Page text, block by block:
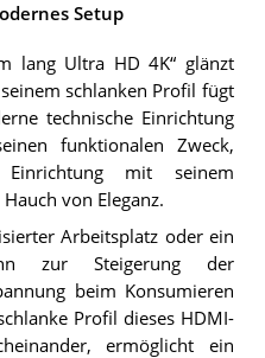
Setup
lang Ultra HD 4K“ glänzt
schlanken Profil fügt
technische Einrichtung
funktionalen Zweck,
mit seinem
von Eleganz.
Arbeitsplatz oder ein
zur Steigerung der
beim Konsumieren
Profil dieses HDMI-
ermöglicht ein